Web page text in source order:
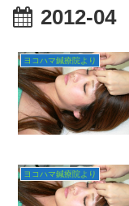
2012-04
ヨコハマ鍼療院より
ヨコハマ鍼療院より